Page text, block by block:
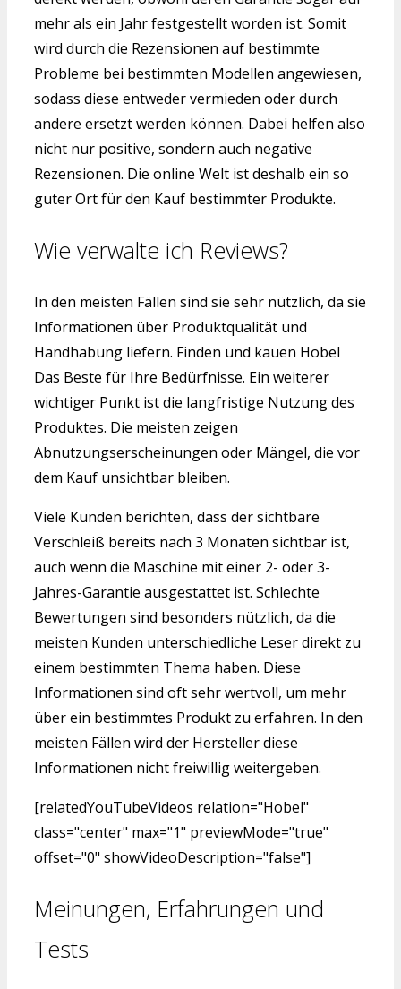
mehr als ein Jahr festgestellt worden ist. Somit
wird durch die Rezensionen auf bestimmte
Probleme bei bestimmten Modellen angewiesen,
sodass diese entweder vermieden oder durch
andere ersetzt werden können. Dabei helfen also
nicht nur positive, sondern auch negative
Rezensionen. Die online Welt ist deshalb ein so
guter Ort für den Kauf bestimmter Produkte.
Wie verwalte ich Reviews?
In den meisten Fällen sind sie sehr nützlich, da sie
Informationen über Produktqualität und
Handhabung liefern. Finden und kauen Hobel
Das Beste für Ihre Bedürfnisse. Ein weiterer
wichtiger Punkt ist die langfristige Nutzung des
Produktes. Die meisten zeigen
Abnutzungserscheinungen oder Mängel, die vor
dem Kauf unsichtbar bleiben.
Viele Kunden berichten, dass der sichtbare
Verschleiß bereits nach 3 Monaten sichtbar ist,
auch wenn die Maschine mit einer 2- oder 3-
Jahres-Garantie ausgestattet ist. Schlechte
Bewertungen sind besonders nützlich, da die
meisten Kunden unterschiedliche Leser direkt zu
einem bestimmten Thema haben. Diese
Informationen sind oft sehr wertvoll, um mehr
über ein bestimmtes Produkt zu erfahren. In den
meisten Fällen wird der Hersteller diese
Informationen nicht freiwillig weitergeben.
[relatedYouTubeVideos relation="Hobel"
class="center" max="1" previewMode="true"
offset="0" showVideoDescription="false"]
Meinungen, Erfahrungen und
Tests